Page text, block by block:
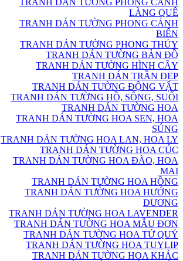
TRANH DÁN TƯỜNG PHONG CẢNH
LÀNG QUÊ
TRANH DÁN TƯỜNG PHONG CẢNH
BIỂN
TRANH DÁN TƯỜNG PHONG THỦY
TRANH DÁN TƯỜNG BẢN ĐỒ
TRANH DÁN TƯỜNG HÌNH CÂY
TRANH DÁN TRẦN ĐẸP
TRANH DÁN TƯỜNG ĐỘNG VẬT
TRANH DÁN TƯỜNG HỒ, SÔNG, SUỐI
TRANH DÁN TƯỜNG HOA
TRANH DÁN TƯỜNG HOA SEN, HOA
SÚNG
TRANH DÁN TƯỜNG HOA LAN, HOA LY
TRANH DÁN TƯỜNG HOA CÚC
TRANH DÁN TƯỜNG HOA ĐÀO, HOA
MAI
TRANH DÁN TƯỜNG HOA HỒNG
TRANH DÁN TƯỜNG HOA HƯỚNG
DƯƠNG
TRANH DÁN TƯỜNG HOA LAVENDER
TRANH DÁN TƯỜNG HOA MẪU ĐƠN
TRANH DÁN TƯỜNG HOA TỨ QUÝ
TRANH DÁN TƯỜNG HOA TUYLIP
TRANH DÁN TƯỜNG HOA KHÁC